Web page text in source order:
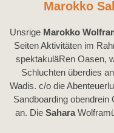
Marokko
Unsrige Marokko
Seiten Aktivitäten im
spektakuläRen Oasen,
Schluchten überdies
Wadis. c/o die
Sandboarding obendrein
an. Die Sahara